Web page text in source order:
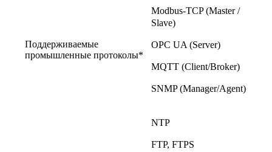
Поддерживаемые
промышленные протоколы*
Modbus-TCP (Master /
Slave)
OPC UA (Server)
MQTT (Client/Broker)
SNMP (Manager/Agent)
NTP
FTP, FTPS